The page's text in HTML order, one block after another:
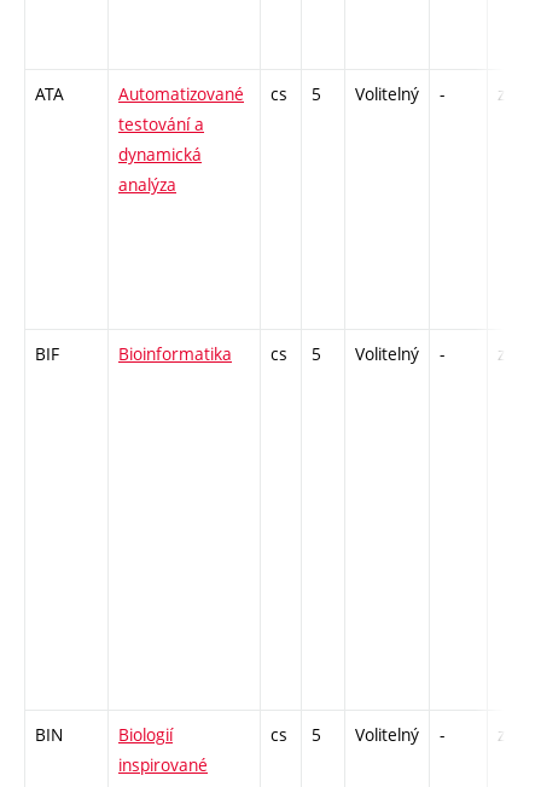
ATA
Automatizované
testování a
dynamická
analýza
cs 5 Volitelný - zk
BIF Bioinformatika cs 5 Volitelný - zk
BIN
Biologií
inspirované
cs 5 Volitelný - zk